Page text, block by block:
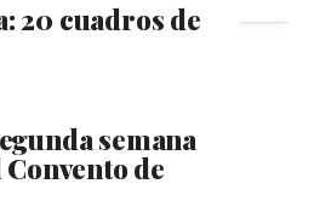
20 cuadros de
semana
de